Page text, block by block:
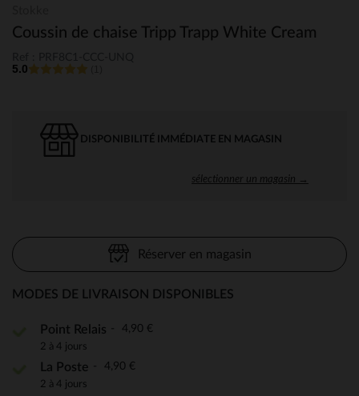
Coussin de chaise Tripp Trapp White Cream
5.0
DISPONIBILITÉ IMMÉDIATE EN MAGASIN
sélectionner un magasin →
Réserver en magasin
MODES DE LIVRAISON DISPONIBLES
Point Relais 4,90 €
2 à 4 jours
La Poste 4,90 €
2 à 4 jours